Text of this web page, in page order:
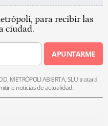
para recibir las
ciudad.
APUNTARME
METRÓPOLI ABIERTA, SLU tratará
noticias de actualidad.